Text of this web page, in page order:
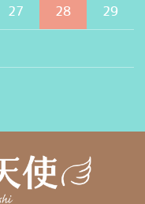
27 28 29